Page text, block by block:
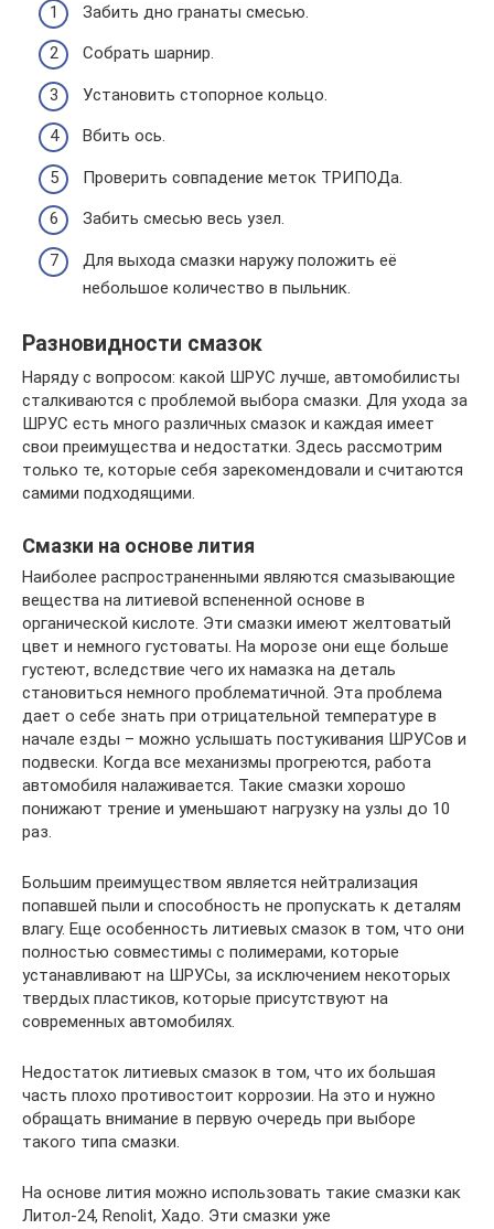
Забить дно гранаты смесью.
Собрать шарнир.
Установить стопорное кольцо.
Вбить ось.
Проверить совпадение меток ТРИПОДа.
Забить смесью весь узел.
Для выхода смазки наружу положить её
небольшое количество в пыльник.
Разновидности смазок
Наряду с вопросом: какой ШРУС лучше, автомобилисты
сталкиваются с проблемой выбора смазки. Для ухода за
ШРУС есть много различных смазок и каждая имеет
свои преимущества и недостатки. Здесь рассмотрим
только те, которые себя зарекомендовали и считаются
самими подходящими.
Смазки на основе лития
Наиболее распространенными являются смазывающие
вещества на литиевой вспененной основе в
органической кислоте. Эти смазки имеют желтоватый
цвет и немного густоваты. На морозе они еще больше
густеют, вследствие чего их намазка на деталь
становиться немного проблематичной. Эта проблема
дает о себе знать при отрицательной температуре в
начале езды – можно услышать постукивания ШРУСов и
подвески. Когда все механизмы прогреются, работа
автомобиля налаживается. Такие смазки хорошо
понижают трение и уменьшают нагрузку на узлы до 10
раз.
Большим преимуществом является нейтрализация
попавшей пыли и способность не пропускать к деталям
влагу. Еще особенность литиевых смазок в том, что они
полностью совместимы с полимерами, которые
устанавливают на ШРУСы, за исключением некоторых
твердых пластиков, которые присутствуют на
современных автомобилях.
Недостаток литиевых смазок в том, что их большая
часть плохо противостоит коррозии. На это и нужно
обращать внимание в первую очередь при выборе
такого типа смазки.
На основе лития можно использовать такие смазки как
Литол-24, Renolit, Хадо. Эти смазки уже